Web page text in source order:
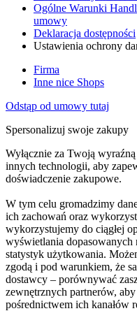
Ogólne Warunki
umowy
Deklaracja dostępności
Ustawienia ochrony
Firma
Inne nice Shops
Odstąp od umowy tutaj
Spersonalizuj swoje zakupy
Wyłącznie za Twoją
innych technologii, aby
doświadczenie zakupowe.
W tym celu gromadzimy
ich zachowań oraz
wykorzystujemy do ciągłej
wyświetlania dopasowanych
statystyk użytkowania.
zgodą i pod warunkiem, że
dostawcy – porównywać
zewnętrznych partnerów,
pośrednictwem ich kanałów